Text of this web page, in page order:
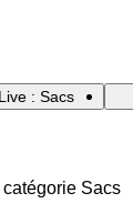
: Sacs
Sacs